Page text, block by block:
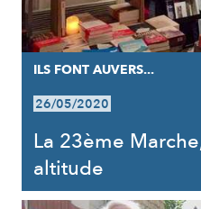
ILS FONT AUVERS...
26/05/2020
La 23ème
altitude